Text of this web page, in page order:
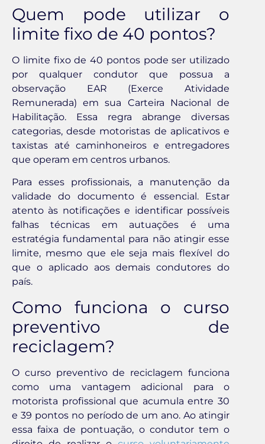
Quem pode utilizar o
limite fixo de 40 pontos?
O limite fixo de 40 pontos pode ser utilizado
por qualquer condutor que possua a
observação EAR (Exerce Atividade
Remunerada) em sua Carteira Nacional de
Habilitação. Essa regra abrange diversas
categorias, desde motoristas de aplicativos e
taxistas até caminhoneiros e entregadores
que operam em centros urbanos.
Para esses profissionais, a manutenção da
validade do documento é essencial. Estar
atento às notificações e identificar possíveis
falhas técnicas em autuações é uma
estratégia fundamental para não atingir esse
limite, mesmo que ele seja mais flexível do
que o aplicado aos demais condutores do
país.
Como funciona o curso
preventivo de
reciclagem?
O curso preventivo de reciclagem funciona
como uma vantagem adicional para o
motorista profissional que acumula entre 30
e 39 pontos no período de um ano. Ao atingir
essa faixa de pontuação, o condutor tem o